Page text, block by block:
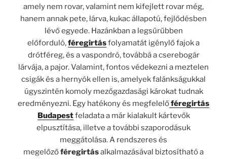
amely nem rovar, valamint nem kifejlett rovar még,
hanem annak pete, lárva, kukac állapotú, fejlődésben
lévő egyede. Hazánkban a legsűrűbben
előforduló,féregirtásfolyamatát igénylő fajok a
drótféreg, és a vaspondró, továbbá a cserebogár
lárvája, a pajor. Valamint, fontos védekezni a meztelen
csigák és a hernyók ellen is, amelyek falánkságukkal
úgyszintén komoly mezőgazdasági károkat tudnak
eredményezni. Egy hatékony és megfelelőféregirtás
Budapestfeladata a már kialakult kártevők
elpusztítása, illetve a további szaporodásuk
meggátolása. A rendszeres és
megelőzőféregirtásalkalmazásával biztosítható a